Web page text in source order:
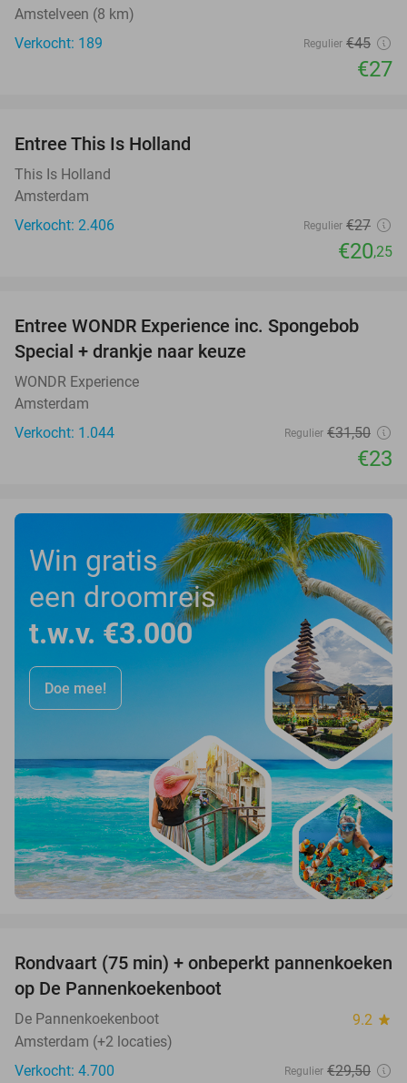
Amstelveen (8 km)
Verkocht: 189
Regulier €45
€27
Entree This Is Holland
This Is Holland
Amsterdam
Verkocht: 2.406
Regulier €27
€20,25
27%
Entree WONDR Experience inc. Spongebob
Special + drankje naar keuze
WONDR Experience
Amsterdam
Verkocht: 1.044
Regulier €31,50
€23
Win gratis
een droomreis
t.w.v. €3.000
Doe mee!
30%
Rondvaart (75 min) + onbeperkt pannenkoeken
op De Pannenkoekenboot
De Pannenkoekenboot 9.2 star
Amsterdam (+2 locaties)
Verkocht: 4.700
Regulier €29,50